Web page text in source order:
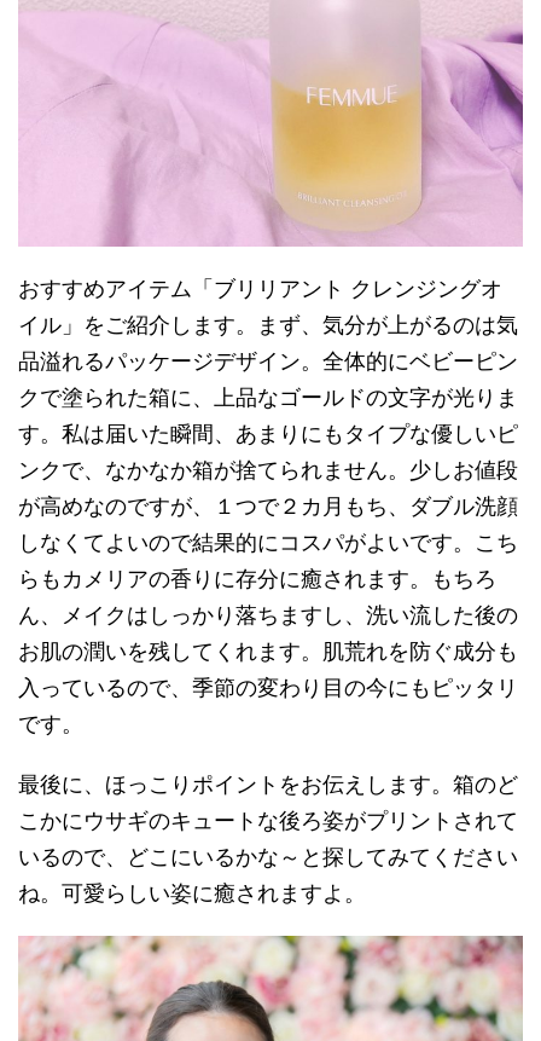
おすすめアイテム「ブリリアント クレンジングオ
イル」をご紹介します。まず、気分が上がるのは気
品溢れるパッケージデザイン。全体的にベビーピン
クで塗られた箱に、上品なゴールドの文字が光りま
す。私は届いた瞬間、あまりにもタイプな優しいピ
ンクで、なかなか箱が捨てられません。少しお値段
が高めなのですが、１つで２カ月もち、ダブル洗顔
しなくてよいので結果的にコスパがよいです。こち
らもカメリアの香りに存分に癒されます。もちろ
ん、メイクはしっかり落ちますし、洗い流した後の
お肌の潤いを残してくれます。肌荒れを防ぐ成分も
入っているので、季節の変わり目の今にもピッタリ
です。
最後に、ほっこりポイントをお伝えします。箱のど
こかにウサギのキュートな後ろ姿がプリントされて
いるので、どこにいるかな～と探してみてください
ね。可愛らしい姿に癒されますよ。